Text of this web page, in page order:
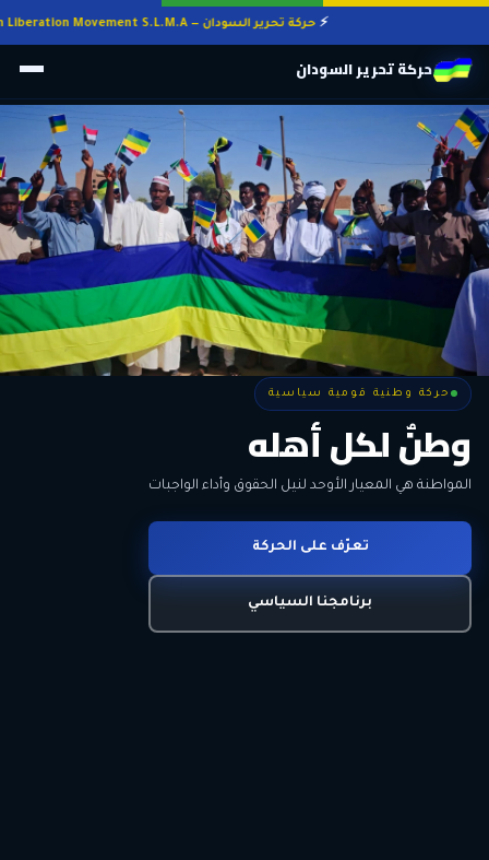
حركة تحرير السودان — Sudan Liberation Movement S.L.M.A
حركة تحرير السودان
حركة وطنية قومية سياسية
وطنٌ لكل أهله
المواطنة هي المعيار الأوحد لنيل الحقوق وأداء الواجبات
تعرّف على الحركة
برنامجنا السياسي
حركة وطنية قومية سياسية
معاً من أجل التغيير
الحرية • الوحدة • السلام • الديمقراطية
انضم للحركة
اتصل بنا